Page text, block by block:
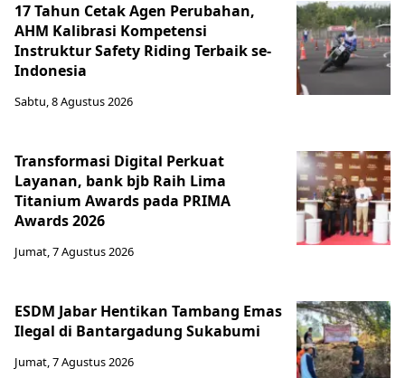
17 Tahun Cetak Agen Perubahan,
AHM Kalibrasi Kompetensi
Instruktur Safety Riding Terbaik se-
Indonesia
Sabtu, 8 Agustus 2026
Transformasi Digital Perkuat
Layanan, bank bjb Raih Lima
Titanium Awards pada PRIMA
Awards 2026
Jumat, 7 Agustus 2026
ESDM Jabar Hentikan Tambang Emas
Ilegal di Bantargadung Sukabumi
Jumat, 7 Agustus 2026